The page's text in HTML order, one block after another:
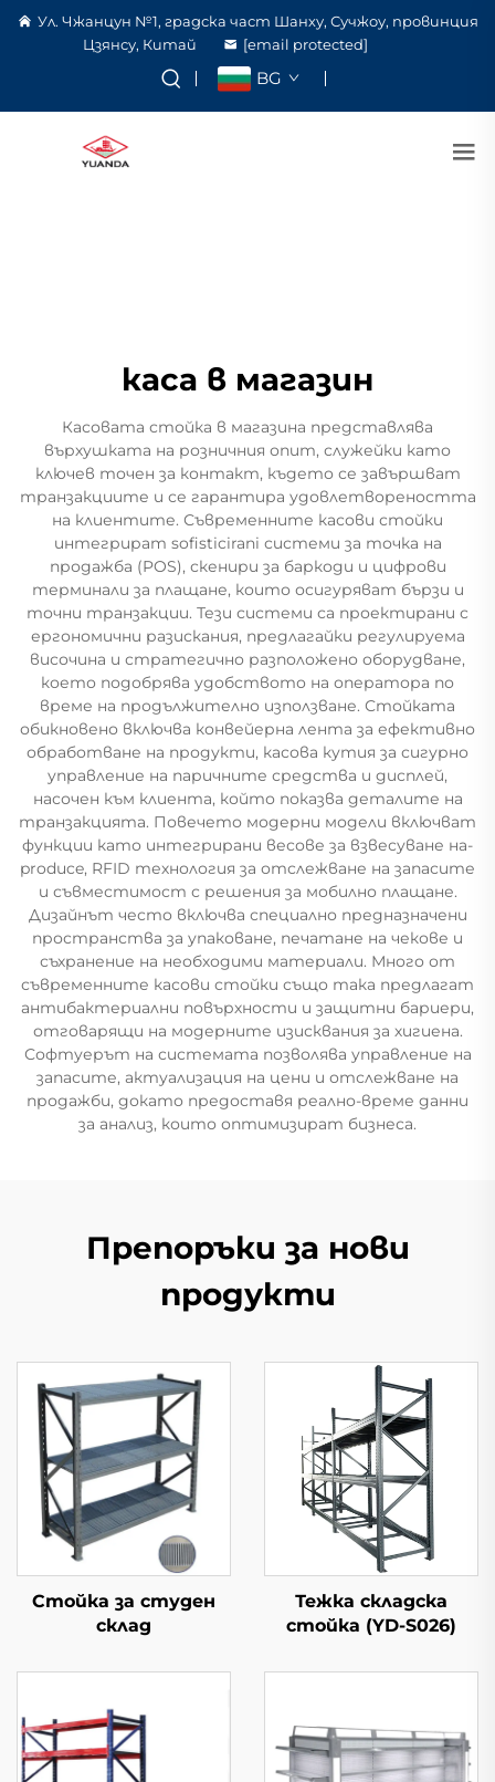
Ул. Чжанцун №1, градска част Шанху, Сучжоу, провинция
Цзянсу, Китай
[email protected]
BG
каса в магазин
Касовата стойка в магазина представлява
върхушката на розничния опит, служейки като
ключев точен за контакт, където се завършват
транзакциите и се гарантира удовлетвореността
на клиентите. Съвременните касови стойки
интегрират sofisticirani системи за точка на
продажба (POS), скенири за баркоди и цифрови
терминали за плащане, които осигуряват бързи и
точни транзакции. Тези системи са проектирани с
ергономични разискания, предлагайки регулируема
височина и стратегично разположено оборудване,
което подобрява удобството на оператора по
време на продължително използване. Стойката
обикновено включва конвейерна лента за ефективно
обработване на продукти, касова кутия за сигурно
управление на паричните средства и дисплей,
насочен към клиента, който показва деталите на
транзакцията. Повечето модерни модели включват
функции като интегрирани весове за взвесуване на-
produce, RFID технология за отслежване на запасите
и съвместимост с решения за мобилно плащане.
Дизайнът често включва специално предназначени
пространства за упаковане, печатане на чекове и
съхранение на необходими материали. Много от
съвременните касови стойки също така предлагат
антибактериални повърхности и защитни бариери,
отговарящи на модерните изисквания за хигиена.
Софтуерът на системата позволява управление на
запасите, актуализация на цени и отслежване на
продажби, докато предоставя реално-време данни
за анализ, които оптимизират бизнеса.
Препоръки за нови
продукти
Стойка за студен
склад
Тежка складска
стойка (YD-S026)